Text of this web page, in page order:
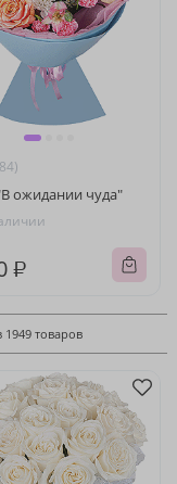
ожидании чуда"
₽
товаров